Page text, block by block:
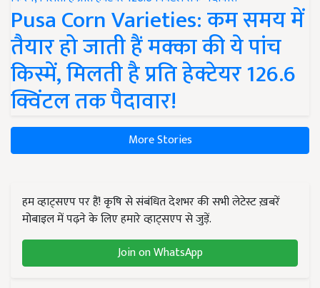
Pusa Corn Varieties: कम समय में
तैयार हो जाती हैं मक्का की ये पांच
किस्में, मिलती है प्रति हेक्टेयर 126.6
क्विंटल तक पैदावार!
More Stories
हम व्हाट्सएप पर हैं! कृषि से संबंधित देशभर की सभी लेटेस्ट ख़बरें
मोबाइल में पढ़ने के लिए हमारे व्हाट्सएप से जुड़ें.
Join on WhatsApp